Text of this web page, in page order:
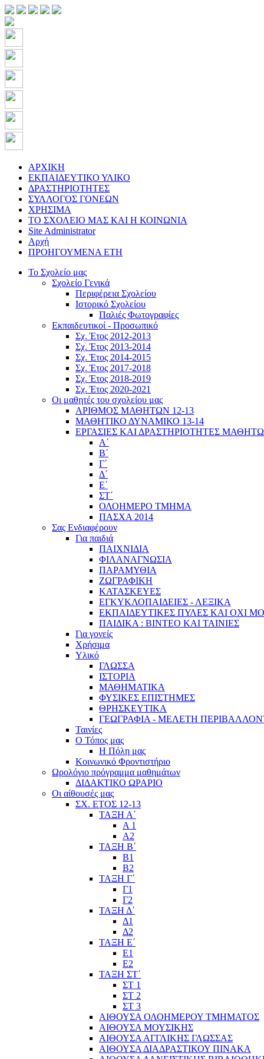
ΑΡΧΙΚΗ
ΕΚΠΑΙΔΕΥΤΙΚΟ ΥΛΙΚΟ
ΔΡΑΣΤΗΡΙΟΤΗΤΕΣ
ΣΥΛΛΟΓΟΣ ΓΟΝΕΩΝ
ΧΡΗΣΙΜΑ
ΤΟ ΣΧΟΛΕΙΟ ΜΑΣ ΚΑΙ Η ΚΟΙΝΩΝΙΑ
Site Administrator
Αρχή
ΠΡΟΗΓΟΥΜΕΝΑ ΕΤΗ
Το Σχολείο μας
Σχολείο Γενικά
Περιφέρεια Σχολείου
Ιστορικό Σχολείου
Παλιές Φωτογραφίες
Εκπαιδευτικοί - Προσωπικό
Σχ. Έτος 2012-2013
Σχ. Έτος 2013-2014
Σχ. Έτος 2014-2015
Σχ. Έτος 2017-2018
Σχ. Έτος 2018-2019
Σχ. Έτος 2020-2021
Οι μαθητές του σχολείου μας
ΑΡΙΘΜΟΣ ΜΑΘΗΤΩΝ 12-13
ΜΑΘΗΤΙΚΟ ΔΥΝΑΜΙΚΟ 13-14
ΕΡΓΑΣΙΕΣ ΚΑΙ ΔΡΑΣΤΗΡΙΟΤΗΤΕΣ
Α΄
Β΄
Γ΄
Δ΄
Ε΄
ΣΤ΄
ΟΛΟΗΜΕΡΟ ΤΜΗΜΑ
ΠΑΣΧΑ 2014
Σας Ενδιαφέρουν
Για παιδιά
ΠΑΙΧΝΙΔΙΑ
ΦΙΛΑΝΑΓΝΩΣΙΑ
ΠΑΡΑΜΥΘΙΑ
ΖΩΓΡΑΦΙΚΗ
ΚΑΤΑΣΚΕΥΕΣ
ΕΓΚΥΚΛΟΠΑΙΔΕΙΕΣ - ΛΕΞΙΚΑ
ΕΚΠΑΙΔΕΥΤΙΚΕΣ ΠΥΛΕΣ ΚΑΙ ΟΧΙ
ΠΑΙΔΙΚΑ : ΒΙΝΤΕΟ ΚΑΙ ΤΑΙΝΙΕΣ
Για γονείς
Χρήσιμα
Υλικό
ΓΛΩΣΣΑ
ΙΣΤΟΡΙΑ
ΜΑΘΗΜΑΤΙΚΑ
ΦΥΣΙΚΕΣ ΕΠΙΣΤΗΜΕΣ
ΘΡΗΣΚΕΥΤΙΚΑ
ΓΕΩΓΡΑΦΙΑ - ΜΕΛΕΤΗ
Ταινίες
Ο Τόπος μας
Η Πόλη μας
Κοινωνικό Φροντιστήριο
Ωρολόγιο πρόγραμμα μαθημάτων
ΔΙΔΑΚΤΙΚΟ ΩΡΑΡΙΟ
Οι αίθουσές μας
ΣΧ. ΕΤΟΣ 12-13
ΤΑΞΗ Α΄
Α 1
Α2
ΤΑΞΗ Β΄
Β1
Β2
ΤΑΞΗ Γ΄
Γ1
Γ2
ΤΑΞΗ Δ΄
Δ1
Δ2
ΤΑΞΗ Ε΄
Ε1
Ε2
ΤΑΞΗ ΣΤ΄
ΣΤ 1
ΣΤ 2
ΣΤ 3
ΑΙΘΟΥΣΑ ΟΛΟΗΜΕΡΟΥ ΤΜΗΜΑΤΟΣ
ΑΙΘΟΥΣΑ ΜΟΥΣΙΚΗΣ
ΑΙΘΟΥΣΑ ΑΓΓΛΙΚΗΣ ΓΛΩΣΣΑΣ
ΑΙΘΟΥΣΑ ΔΙΑΔΡΑΣΤΙΚΟΥ ΠΙΝΑΚΑ